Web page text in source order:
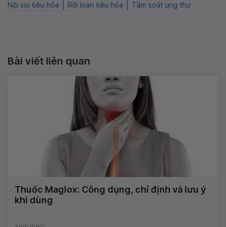
Nội soi tiêu hóa
Rối loạn tiêu hóa Tầm soát ung thư
Bài viết liên quan
Thuốc Maglox: Công dụng, chỉ định và lưu ý
khi dùng